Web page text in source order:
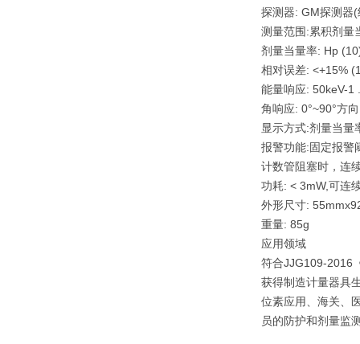
探测器: GM探测器
测量范围:累积剂量
剂量当量率: Hp
相对误差: <+15%
能量响应: 50keV-1
角响应: 0°~90°方
显示方式:剂量当量
报警功能:固定报警
计数管阻塞时，连
功耗: < 3mW,可连
外形尺寸:
重量: 85g
应用领域
符合JJG109-2016
获得制造计量器具
位素应用、海关、
员的防护和剂量监